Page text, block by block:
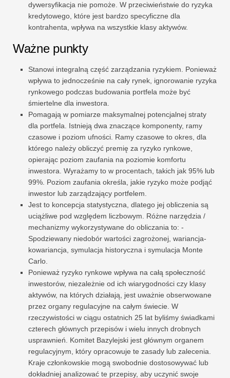
dywersyfikacja nie pomoże. W przeciwieństwie do ryzyka
kredytowego, które jest bardzo specyficzne dla
kontrahenta, wpływa na wszystkie klasy aktywów.
Ważne punkty
Stanowi integralną część zarządzania ryzykiem. Ponieważ
wpływa to jednocześnie na cały rynek, ignorowanie ryzyka
rynkowego podczas budowania portfela może być
śmiertelne dla inwestora.
Pomagają w pomiarze maksymalnej potencjalnej straty
dla portfela. Istnieją dwa znaczące komponenty, ramy
czasowe i poziom ufności. Ramy czasowe to okres, dla
którego należy obliczyć premię za ryzyko rynkowe,
opierając poziom zaufania na poziomie komfortu
inwestora. Wyrażamy to w procentach, takich jak 95% lub
99%. Poziom zaufania określa, jakie ryzyko może podjąć
inwestor lub zarządzający portfelem.
Jest to koncepcja statystyczna, dlatego jej obliczenia są
uciążliwe pod względem liczbowym. Różne narzędzia /
mechanizmy wykorzystywane do obliczania to: -
Spodziewany niedobór wartości zagrożonej, wariancja-
kowariancja, symulacja historyczna i symulacja Monte
Carlo.
Ponieważ ryzyko rynkowe wpływa na całą społeczność
inwestorów, niezależnie od ich wiarygodności czy klasy
aktywów, na których działają, jest uważnie obserwowane
przez organy regulacyjne na całym świecie. W
rzeczywistości w ciągu ostatnich 25 lat byliśmy świadkami
czterech głównych przepisów i wielu innych drobnych
usprawnień. Komitet Bazylejski jest głównym organem
regulacyjnym, który opracowuje te zasady lub zalecenia.
Kraje członkowskie mogą swobodnie dostosowywać lub
dokładniej analizować te przepisy, aby uczynić swoje